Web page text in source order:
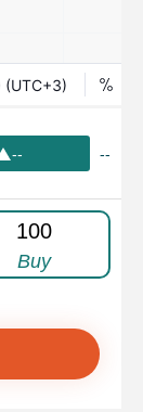
-- --
100
Buy